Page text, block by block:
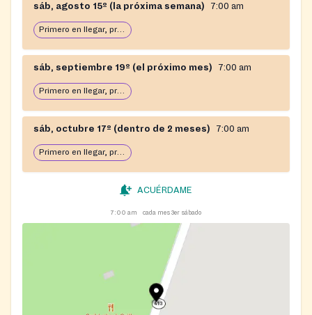
sáb, agosto 15º (la próxima semana) 7:00 am
Primero en llegar, primero en servir: abierto hasta que se acabe la comida
sáb, septiembre 19º (el próximo mes) 7:00 am
Primero en llegar, primero en servir: abierto hasta que se acabe la comida
sáb, octubre 17º (dentro de 2 meses) 7:00 am
Primero en llegar, primero en servir: abierto hasta que se acabe la comida
ACUÉRDAME
7:00 am cada mes 3er sábado